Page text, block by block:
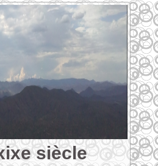
siècle